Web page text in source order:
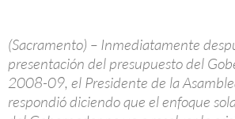
(Sacramento) – Inmediatamente
presentación del presupuesto del
2008-09, el Presidente de la
respondió diciendo que el enfoque